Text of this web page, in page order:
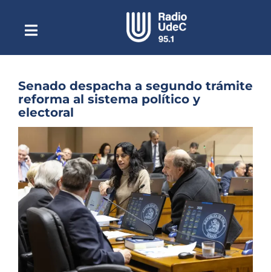
contenidoToggle
NavigationEscuchar Radio UdeC en vivo
Quiénes Somos
Programación
Podcast
Noticias
Reportajes
Columnas
Música Clásica
Especiales
Senado despacha a segundo trámite
reforma al sistema político y
electoral
imagen
más
grande